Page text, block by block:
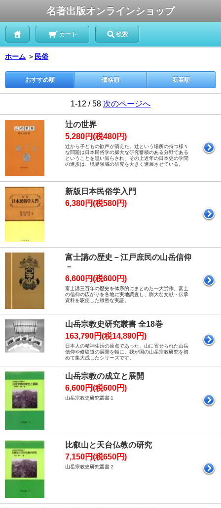
名著出版オンラインショップ
カート 検索
ホーム ＞ 民俗
おすすめ順 価格順 新着順
1-12 / 58 次のページへ
辻の世界
5,280円(税480円)
辻から子どもの歓声が消えた。辻という場所の持つ様々
な問題は日本民俗学の膨大な研究蓄積のある分野である
ということを思い知らされ、その上近年の日本史の学問
の進歩は、境界領域の研究を大きく進展させている。
新版日本民俗学入門
6,380円(税580円)
富士講の歴史－江戸庶民の山岳信仰
－
6,600円(税600円)
富士講三百年の歴史を体系的にまとめた一大労作。富士
の信仰の広がりを各地に実地調査し、膨大な文献・伝承
資料を駆使した緻密な実証。
山岳宗教史研究叢書 全18巻
163,790円(税14,890円)
日本人の精神生活の原点であった、山に寄せられた山岳
信仰や修験道の展開を軸に、我が国の山岳宗教研究を初
めて集大成したシリーズです。
山岳宗教の成立と展開
6,600円(税600円)
山岳宗教史研究叢書１
比叡山と天台仏教の研究
7,150円(税650円)
山岳宗教史研究叢書２